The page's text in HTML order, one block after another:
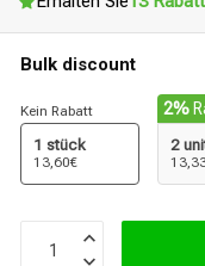
Bulk discount
Kein Rabatt
1 stück
13,60€
2%
2